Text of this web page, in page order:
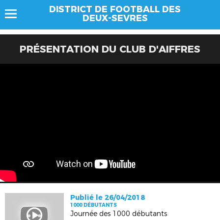
DISTRICT DE FOOTBALL DES
DEUX-SEVRES
PRÉSENTATION DU CLUB D'AIFFRES
Publié le 26/04/2018
1000 DÉBUTANTS
Journée des 1000 débutants